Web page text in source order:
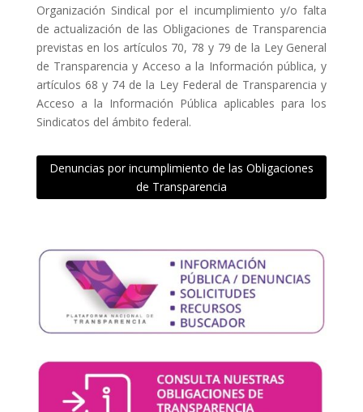
Organización Sindical por el incumplimiento y/o falta
de actualización de las Obligaciones de Transparencia
previstas en los artículos 70, 78 y 79 de la Ley General
de Transparencia y Acceso a la Información pública, y
artículos 68 y 74 de la Ley Federal de Transparencia y
Acceso a la Información Pública aplicables para los
Sindicatos del ámbito federal.
Denuncias por incumplimiento de las Obligaciones
de Transparencia